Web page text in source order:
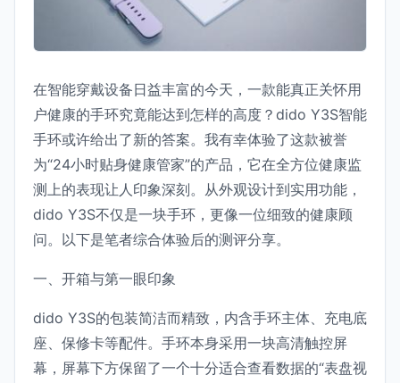
在智能穿戴设备日益丰富的今天，一款能真正关怀用
户健康的手环究竟能达到怎样的高度？dido Y3S智能
手环或许给出了新的答案。我有幸体验了这款被誉
为“24小时贴身健康管家”的产品，它在全方位健康监
测上的表现让人印象深刻。从外观设计到实用功能，
dido Y3S不仅是一块手环，更像一位细致的健康顾
问。以下是笔者综合体验后的测评分享。
一、开箱与第一眼印象
dido Y3S的包装简洁而精致，内含手环主体、充电底
座、保修卡等配件。手环本身采用一块高清触控屏
幕，屏幕下方保留了一个十分适合查看数据的“表盘视